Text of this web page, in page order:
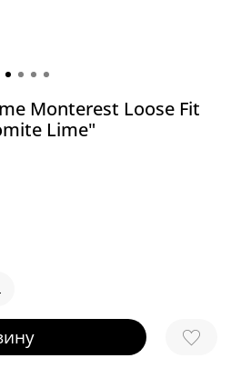
Monterest Loose Fit
Lime"